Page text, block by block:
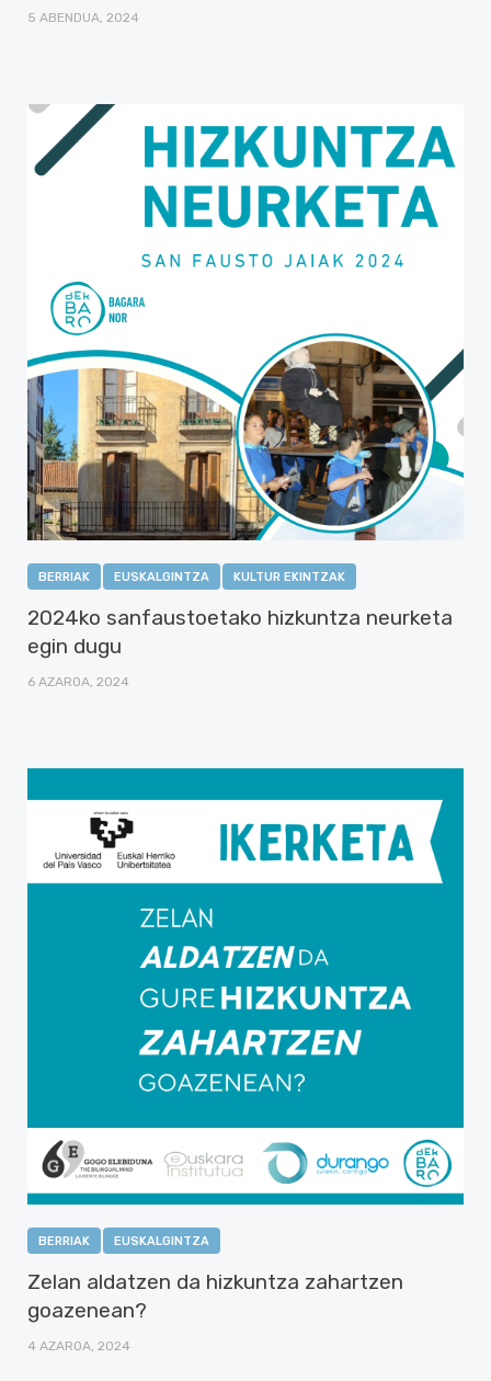
5 ABENDUA, 2024
BERRIAK EUSKALGINTZA KULTUR EKINTZAK
2024ko sanfaustoetako hizkuntza neurketa
egin dugu
6 AZAROA, 2024
BERRIAK EUSKALGINTZA
Zelan aldatzen da hizkuntza zahartzen
goazenean?
4 AZAROA, 2024